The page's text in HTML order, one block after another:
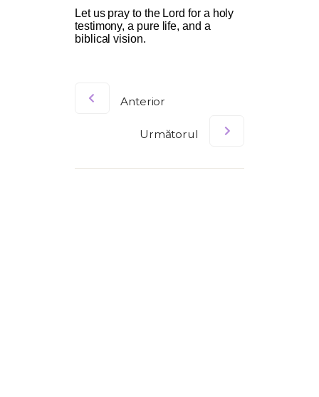
Let us pray to the Lord for a holy
testimony, a pure life, and a
biblical vision.
Anterior
Următorul